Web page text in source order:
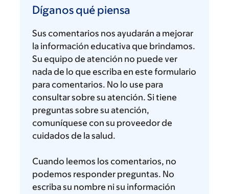
qué
piensa
Díganos qué piensa
Sus comentarios nos ayudarán a mejorar
la información educativa que brindamos.
Su equipo de atención no puede ver
nada de lo que escriba en este formulario
para comentarios. No lo use para
consultar sobre su atención. Si tiene
preguntas sobre su atención,
comuníquese con su proveedor de
cuidados de la salud.
Cuando leemos los comentarios, no
podemos responder preguntas. No
escriba su nombre ni su información